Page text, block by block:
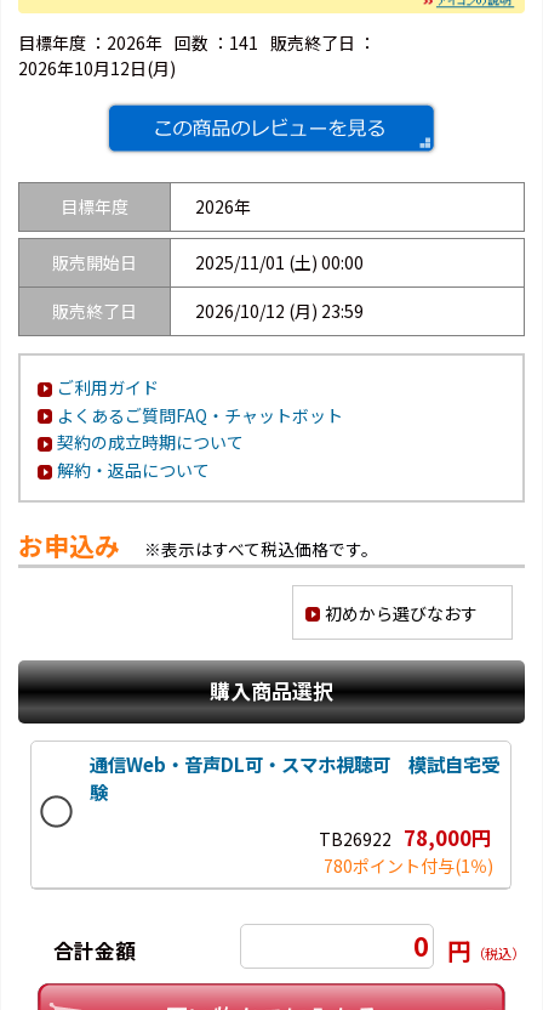
目標年度 ： 2026年 回数 ： 141 販売終了日 ：
2026年10月12日(月)
目標年度 2026年
販売開始日
2025/11/01 (土) 00:00
販売終了日
2026/10/12 (月) 23:59
ご利用ガイド
よくあるご質問FAQ・チャットボット
契約の成立時期について
解約・返品について
お申込み ※表示はすべて税込価格です。
初めから選びなおす
購入商品選択
通信Web・音声DL可・スマホ視聴可 模試自宅受
験
TB26922 78,000円
780ポイント付与(1％)
合計金額 0 円 （税込）